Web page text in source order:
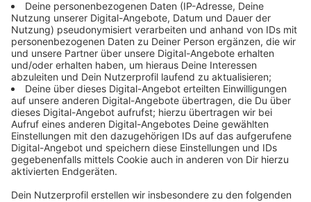
Wie die Rhein-Ruhr-Bahn als Betreiberin jetzt mitteilt,
verzögert sich der Einbau einer Behelfsbrücke
erheblich. Deshalb ist der Bahnverkehr auf dem
Streckenabschnitt zwischen Bottrop und Essen
weiter nur eingeschränkt möglich. Die Züge aus
Richtung Borken und Coesfeld fahren weiterhin über
Dorsten hinaus durchgehend bis Essen Hauptbahnhof.
Der Zwischentakt zwischen Dorsten und Essen
Hauptbahnhof verkehrt weiterhin nur bis Bottrop
Hauptbahnhof. Zwischen Bottrop Hauptbahnhof und
Essen Hauptbahnhof wird weiterhin ein
Schienenersatzverkehr (SEV) mit Bussen eingesetzt.